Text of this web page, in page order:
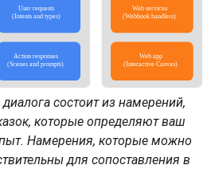
состоит из намерений,
которые определяют ваш
Намерения, которые можно
для сопоставления в